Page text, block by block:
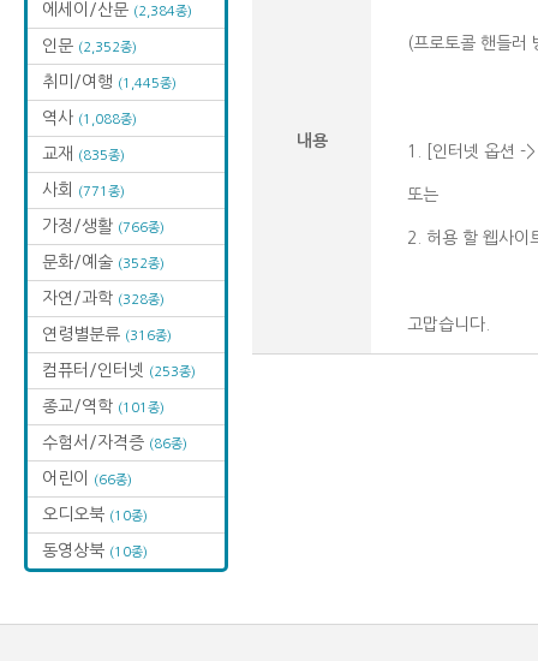
에세이/산문 (2,384종)
인문 (2,352종)
취미/여행 (1,445종)
역사 (1,088종)
교재 (835종)
사회 (771종)
가정/생활 (766종)
문화/예술 (352종)
자연/과학 (328종)
연령별분류 (316종)
컴퓨터/인터넷 (253종)
종교/역학 (101종)
수험서/자격증 (86종)
어린이 (66종)
오디오북 (10종)
동영상북 (10종)
내용
(프로토콜 핸들러
1. [인터넷 옵션 -
또는
2. 허용 할 웹사이
고맙습니다.